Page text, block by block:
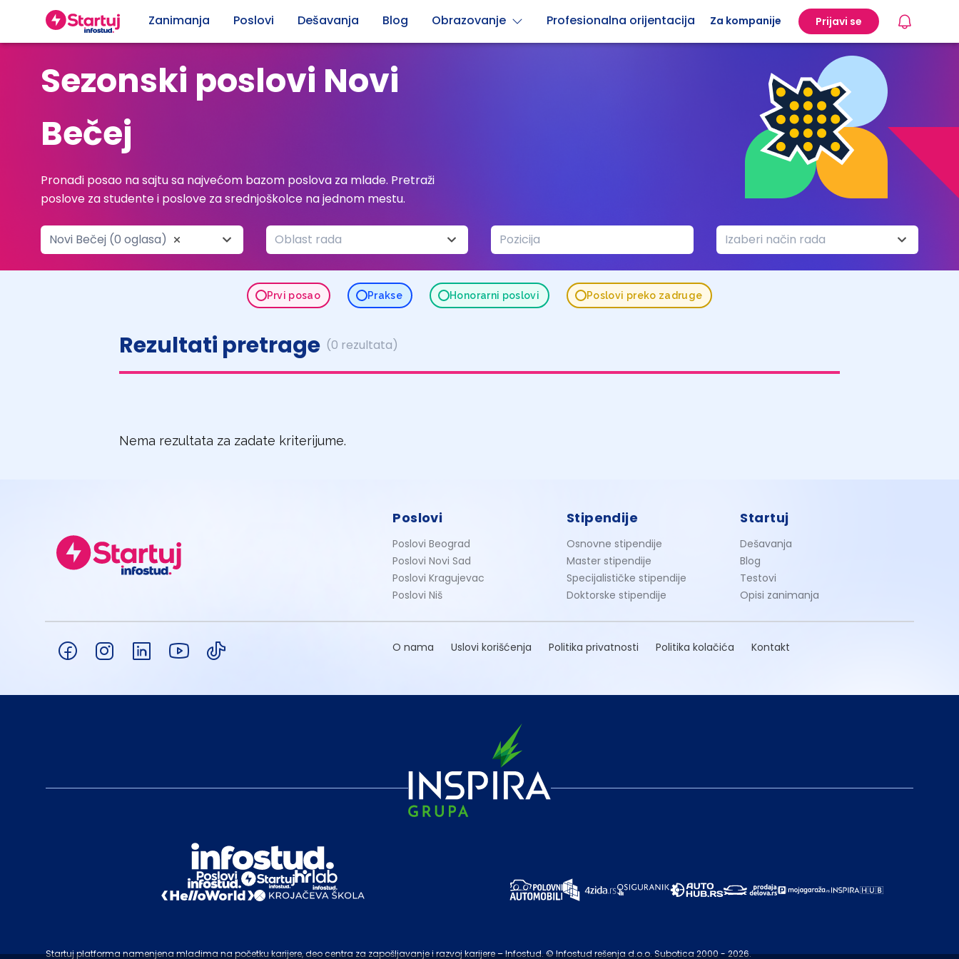
Zanimanja Poslovi Dešavanja Blog Obrazovanje Profesionalna orijentacija Za kompanije Prijavi se
Sezonski poslovi Novi
Bečej
Pronađi posao na sajtu sa najvećom bazom poslova za mlade. Pretraži
poslove za studente i poslove za srednjoškolce na jednom mestu.
Novi Bečej (0 oglasa) Oblast rada Pozicija Izaberi način rada
Prvi posao Prakse Honorarni poslovi Poslovi preko zadruge
Rezultati pretrage (0 rezultata)
Nema rezultata za zadate kriterijume.
Poslovi
Poslovi Beograd
Poslovi Novi Sad
Poslovi Kragujevac
Poslovi Niš
Stipendije
Osnovne stipendije
Master stipendije
Specijalističke stipendije
Doktorske stipendije
Startuj
Dešavanja
Blog
Testovi
Opisi zanimanja
O nama Uslovi korišćenja Politika privatnosti Politika kolačića Kontakt
Startuj platforma namenjena mladima na početku karijere, deo centra za zapošljavanje i razvoj karijere – Infostud. © Infostud rešenja d.o.o. Subotica 2000 - 2026.